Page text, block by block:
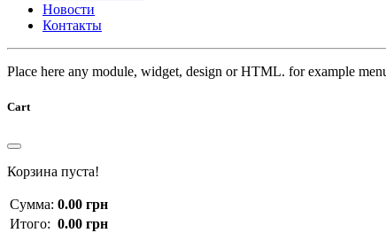
Новости
Контакты
Place here any module, widget, design or HTML. for example
Cart
Корзина пуста!
Сумма: 0.00 грн
Итого: 0.00 грн